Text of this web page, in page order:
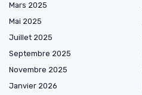
Mars 2025
Mai 2025
Juillet 2025
Septembre 2025
Novembre 2025
Janvier 2026